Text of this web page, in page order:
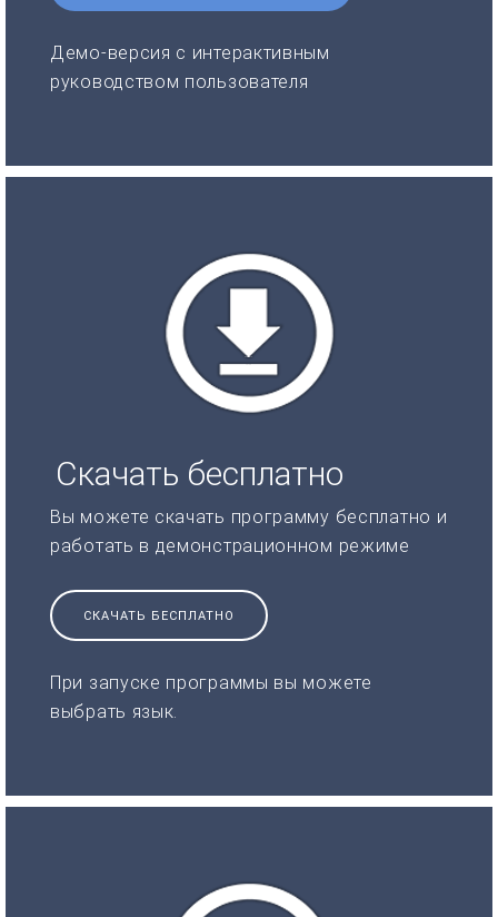
Демо-версия с интерактивным
руководством пользователя
Скачать бесплатно
Вы можете скачать программу бесплатно и
работать в демонстрационном режиме
СКАЧАТЬ БЕСПЛАТНО
При запуске программы вы можете
выбрать язык.